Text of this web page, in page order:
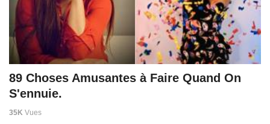
89 Choses Amusantes à Faire Quand On
S'ennuie.
35K Vues